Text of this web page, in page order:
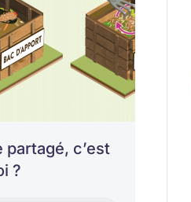
partagé, c’est
?